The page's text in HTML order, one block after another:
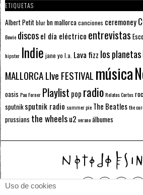
ETIQUETAS
Albert Petitblurbn mallorcacanciones ceremoney
Bowie discosel día eléctrico entrevistas
hipster Indie jane yo l.a. Lava fizz los planetas
MALLORCA LIve FESTIVAL música
oasis Pau Forner Playlist pop radioRelatos Cortos
sputnik sputnik radio summer pie The Beatlesthe
prussians the wheelsu2 veranoálbumes
Uso de cookies